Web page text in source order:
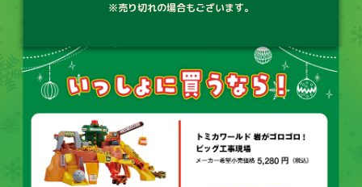
※売り切れの場合もございます。